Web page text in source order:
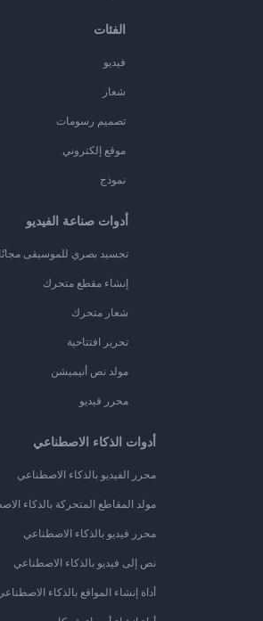
الفئات
فيديو
شعار
تصميم رسومات
موقع إلكتروني
نموذج
أدوات صناعة الفيديو
تجسيد بصري للموسيقى مجانًا
إنشاء مقطع متحرك
شعار متحرك
تحرير افتتاحية
مولد نص أنيميشن
محرر فيديو
أدوات الذكاء الاصطناعي
محرر الفيديو بالذكاء الاصطناعي
مولد المقاطع المتحركة بالذكاء
محرر فيديو بالذكاء الاصطناعي
نص إلى فيديو بالذكاء الاصطناعي
أداة إنشاء المواقع بالذكاء